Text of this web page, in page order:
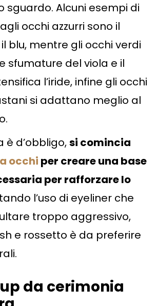
sguardo. Alcuni esempi di
occhi azzurri sono il
il blu, mentre gli occhi verdi
sfumature del viola e il
l’iride, infine gli occhi
si adattano meglio al
è d’obbligo,si comincia
occhi per creare una base
per rafforzare lo
l’uso di eyeliner che
troppo aggressivo,
e rossetto è da preferire
da cerimonia